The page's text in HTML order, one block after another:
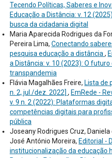
Tecendo Políticas, Saberes e
Educação a Distância: v. 12
busca da cidadania digital
Maria Aparecida Rodrigues da
Pereira Lima, Conectando
pesquisa educação a distância ,
a Distância: v. 10 (2023): O
transpandemia
Flávia Magalhães Freire, Lista de
n. 2, jul./dez. 2022] , EmRede -
v. 9 n. 2 (2022): Plataformas
competências digitais para
pública
Joseany Rodrigues Cruz,
José António Moreira, Editorial -
institucionalização da educação